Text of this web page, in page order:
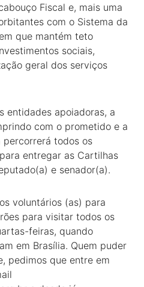
Fiscal e, mais uma
com o Sistema da
que mantém teto
sociais,
geral dos serviços
entidades apoiadoras, a
com o prometido e a
todos os
entregar as Cartilhas
e senador(a).
voluntários (as) para
para visitar todos os
feiras, quando
em Brasília. Quem puder
pedimos que entre em